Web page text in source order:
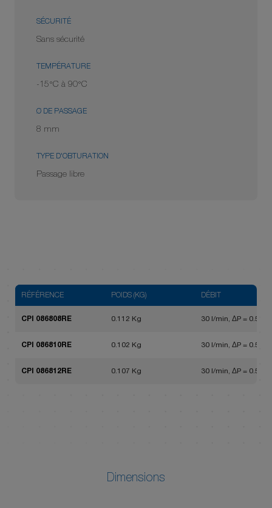
SÉCURITÉ
Sans sécurité
TEMPÉRATURE
-15°C à 90°C
Ø DE PASSAGE
8 mm
TYPE D'OBTURATION
Passage libre
RÉFÉRENCE POIDS (KG) DÉBIT
CPI 086808RE 0.112 Kg 30 l/min, ΔP = 0.5 bar
CPI 086810RE 0.102 Kg 30 l/min, ΔP = 0.5 bar
CPI 086812RE 0.107 Kg 30 l/min, ΔP = 0.5 bar
Dimensions